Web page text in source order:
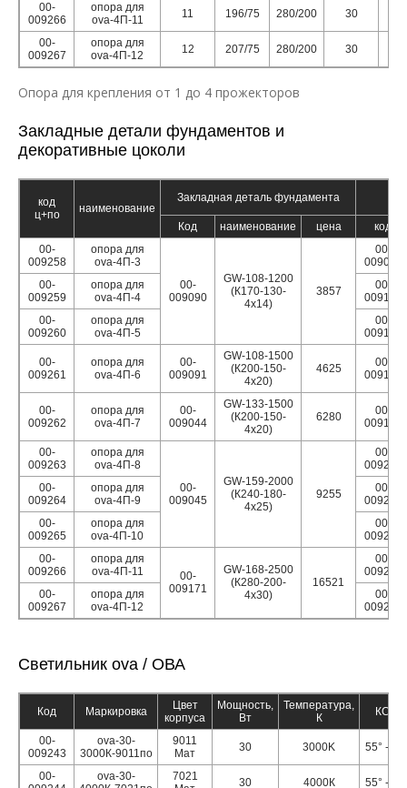
00-
009266
опора для
ova-4П-11
11 196/75 280/200 30
00-
009267
опора для
ova-4П-12
12 207/75 280/200 30
Опора для крепления от 1 до 4 прожекторов
Закладные детали фундаментов и
декоративные цоколи
код
ц+по
наименование
Закладная деталь фундамента
Код наименование цена
код
00-
009258
опора для
ova-4П-3
00-
009090
GW-108-1200
(К170-130-
4х14)
3857
00-
009087
00-
009259
опора для
ova-4П-4
00-
009195
00-
009260
опора для
ova-4П-5
00-
009196
00-
009261
опора для
ova-4П-6
00-
009091
GW-108-1500
(К200-150-
4х20)
4625
00-
009198
00-
009262
опора для
ova-4П-7
00-
009044
GW-133-1500
(К200-150-
4х20)
6280
00-
009199
00-
009263
опора для
ova-4П-8
00-
009045
GW-159-2000
(К240-180-
4х25)
9255
00-
009200
00-
009264
опора для
ova-4П-9
00-
009201
00-
009265
опора для
ova-4П-10
00-
009202
00-
009266
опора для
ova-4П-11
00-
009171
GW-168-2500
(К280-200-
4х30)
16521
00-
009203
00-
009267
опора для
ova-4П-12
00-
009205
Светильник ova / ОВА
Код Маркировка
Цвет
корпуса
Мощность,
Вт
Температура,
К
КСС
00-
009243
ova-30-
3000К-9011по
9011
Мат
30 3000K 55° -
00-
ova-30-
7021
30 4000К 55° -